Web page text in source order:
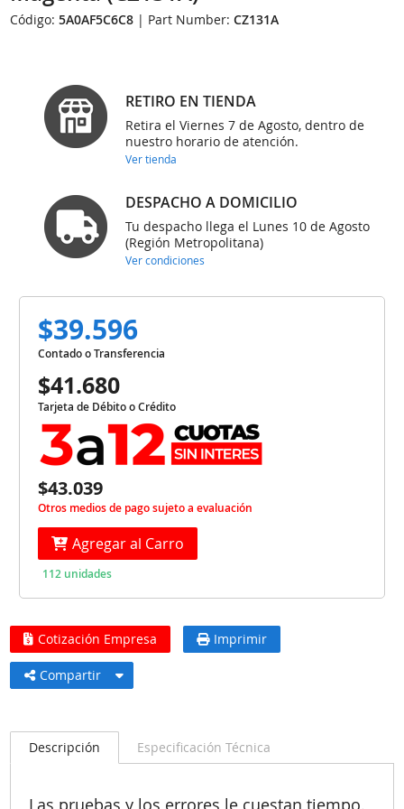
Código:5A0AF5C6C8 | Part Number:CZ131A
RETIRO EN TIENDA
Retira el Viernes 7 de Agosto, dentro de
nuestro horario de atención.
Ver tienda
DESPACHO A DOMICILIO
Tu despacho llega el Lunes 10 de Agosto
(Región Metropolitana)
Ver condiciones
$39.596
Contado o Transferencia
$41.680
Tarjeta de Débito o Crédito
$43.039
Otros medios de pago sujeto a evaluación
Agregar al Carro
112 unidades
Cotización Empresa Imprimir
Compartir
Descripción Especificación Técnica
Las pruebas y los errores le cuestan tiempo.